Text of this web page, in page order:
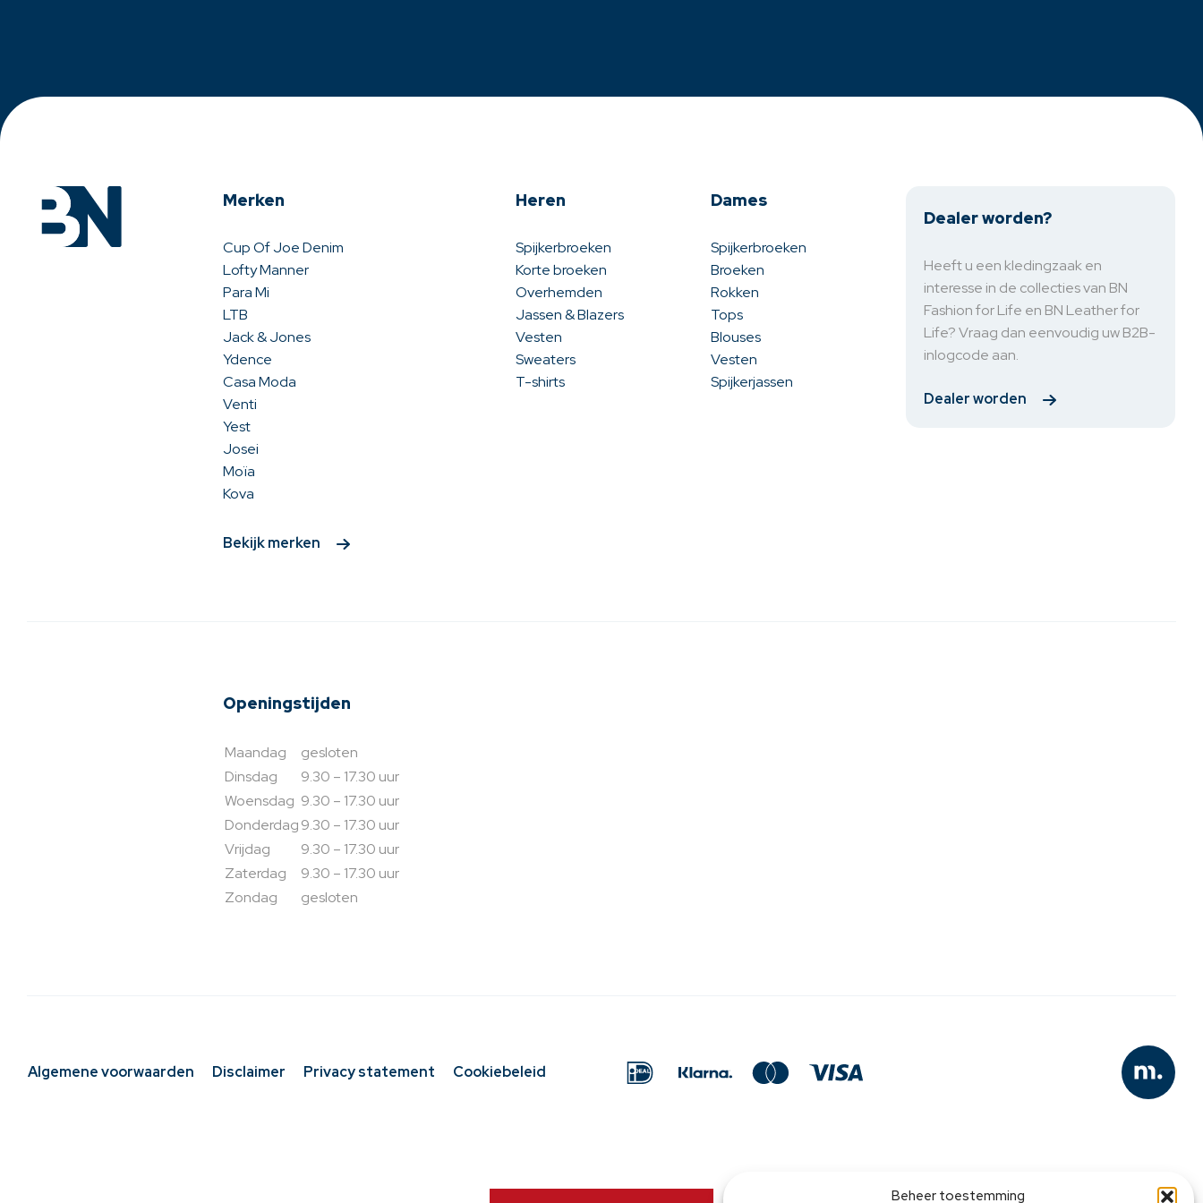
Beheer toestemming
Merken
Cup Of Joe Denim
Lofty Manner
Para Mi
LTB
Jack & Jones
Ydence
Casa Moda
Venti
Yest
Josei
Moïa
Kova
Bekijk merken
Heren
Spijkerbroeken
Korte broeken
Overhemden
Jassen & Blazers
Vesten
Sweaters
T-shirts
Dames
Spijkerbroeken
Broeken
Rokken
Tops
Blouses
Vesten
Spijkerjassen
Dealer worden?
Heeft u een kledingzaak en
interesse in de collecties van BN
Fashion for Life en BN Leather for
Life? Vraag dan eenvoudig uw B2B-
inlogcode aan.
Dealer worden
Openingstijden
Maandag
gesloten
Dinsdag
9.30 – 17.30 uur
Woensdag 9.30 – 17.30 uur
Donderdag9.30 – 17.30 uur
Vrijdag
9.30 – 17.30 uur
Zaterdag
9.30 – 17.30 uur
Zondag
gesloten
Algemene voorwaarden Disclaimer Privacy statement Cookiebeleid